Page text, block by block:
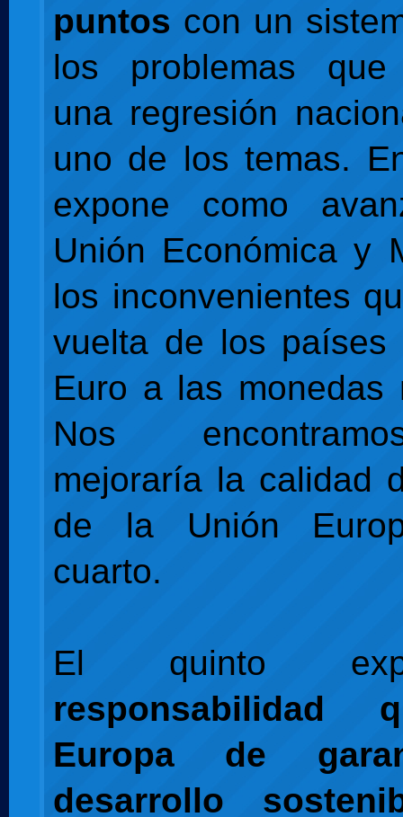
puntos con un
los problemas que
una regresión
uno de los temas.
expone como
Unión Económica y
los inconvenientes
vuelta de los
Euro a las monedas
Nos
mejoraría la calidad
de la Unión
cuarto.
El quinto
responsabilidad
Europa de
desarrollo